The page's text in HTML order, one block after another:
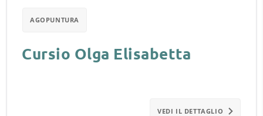
AGOPUNTURA
Cursio Olga Elisabetta
VEDI IL DETTAGLIO